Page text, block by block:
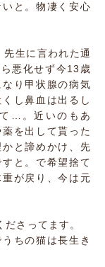
と。物凄く安心
生に言われた通
悪化せず今13歳
り甲状腺の病気
し鼻血は出るし
…。近いのもあ
を出して貰った
と諦めかけ、先
と。で希望捨て
が戻り、今は元
さってます。
ちの猫は長生き